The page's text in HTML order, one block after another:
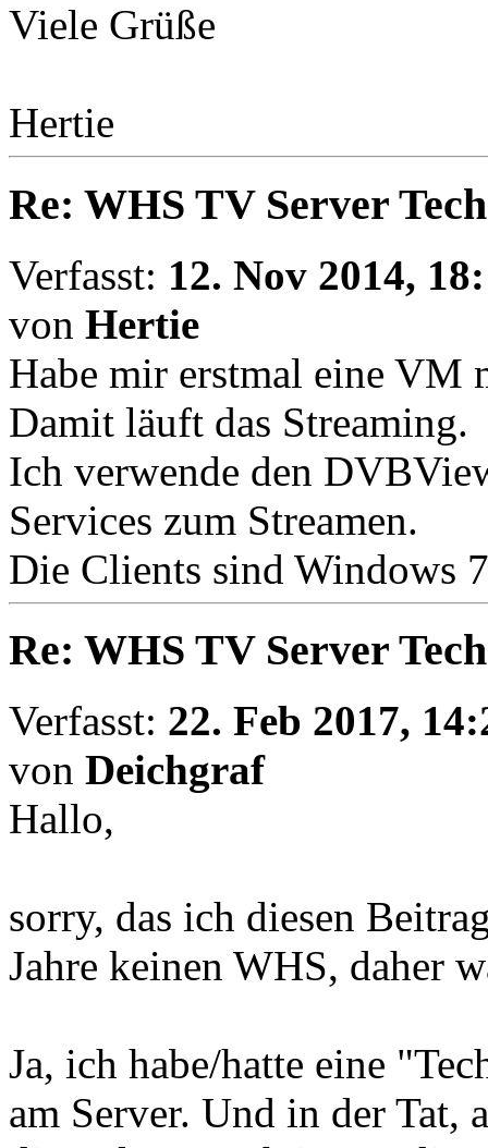
Viele Grüße
Hertie
Re: WHS TV Server
Verfasst: 12. Nov 2014,
von Hertie
Habe mir erstmal eine
Damit läuft das Streaming.
Ich verwende den
Services zum Streamen.
Die Clients sind Windows
Re: WHS TV Server
Verfasst: 22. Feb 2017,
von Deichgraf
Hallo,
sorry, das ich diesen
Jahre keinen WHS, daher
Ja, ich habe/hatte eine
am Server. Und in der Tat,